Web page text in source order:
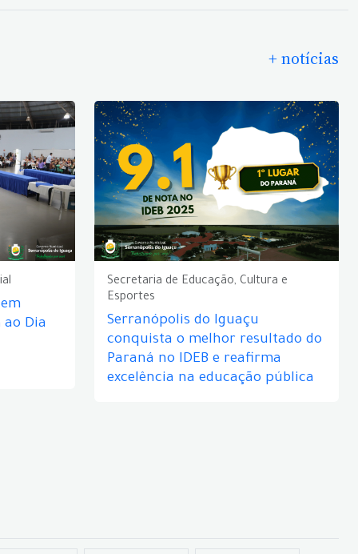
+ notícias
Dia
Secretaria de Educação, Cultura e
Esportes
Serranópolis do Iguaçu
conquista o melhor resultado do
Paraná no IDEB e reafirma
excelência na educação pública